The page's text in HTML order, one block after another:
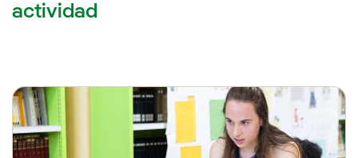
actividad